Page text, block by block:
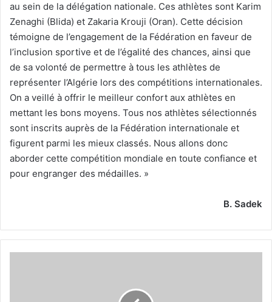
au sein de la délégation nationale. Ces athlètes sont Karim
Zenaghi (Blida) et Zakaria Krouji (Oran). Cette décision
témoigne de l’engagement de la Fédération en faveur de
l’inclusion sportive et de l’égalité des chances, ainsi que
de sa volonté de permettre à tous les athlètes de
représenter l’Algérie lors des compétitions internationales.
On a veillé à offrir le meilleur confort aux athlètes en
mettant les bons moyens. Tous nos athlètes sélectionnés
sont inscrits auprès de la Fédération internationale et
figurent parmi les mieux classés. Nous allons donc
aborder cette compétition mondiale en toute confiance et
pour engranger des médailles. »
B. Sadek